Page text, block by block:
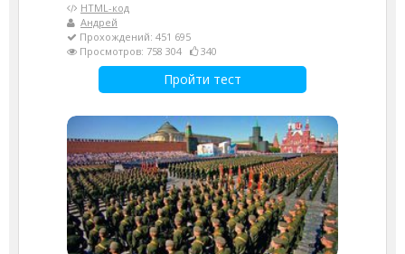
HTML-код
Андрей
Прохождений: 451 695
Просмотров: 758 304
340
Пройти тест